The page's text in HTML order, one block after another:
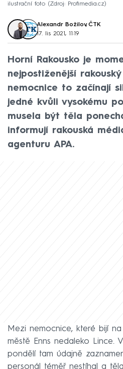
ilustrační foto Zdroj: Profimedia.cz
Alexandr Božilov, ČTK
17. lis 2021, 11:19
Horní Rakousko je
nejpostiženější
nemocnice to začínají
jedné kvůli vysokému
musela být těla
informují rakouská
agenturu APA.
Mezi nemocnice, které bijí
městě Enns nedaleko Lince.
pondělí tam údajně
personál téměř nestíhal a